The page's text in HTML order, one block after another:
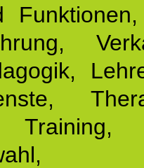
Training,